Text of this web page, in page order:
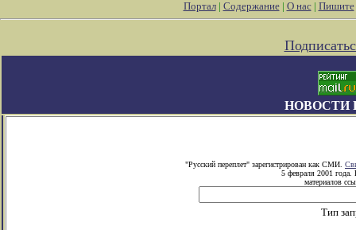
Портал| Содержание| О нас| Пишите
НОВОСТИ
"Русский переплет" зарегистрирован как СМИ.
5 февраля 2001 года.
материалов
Тип